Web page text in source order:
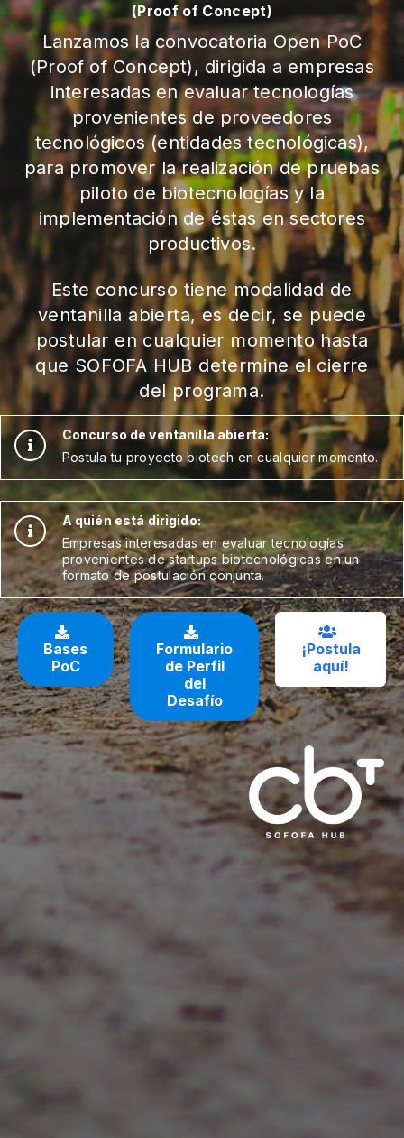
(Proof of Concept)
Lanzamos la convocatoria Open PoC
(Proof of Concept), dirigida a empresas
interesadas en evaluar tecnologías
provenientes de proveedores
tecnológicos (entidades tecnológicas),
para promover la realización de pruebas
piloto de biotecnologías y la
implementación de éstas en sectores
productivos.
Este concurso tiene modalidad de
ventanilla abierta, es decir, se puede
postular en cualquier momento hasta
que SOFOFA HUB determine el cierre
del programa.
Concurso de ventanilla abierta:
Postula tu proyecto biotech en cualquier momento.
A quién está dirigido:
Empresas interesadas en evaluar tecnologías
provenientes de startups biotecnológicas en un
formato de postulación conjunta.
Bases
PoC
Formulario
de Perfil
del
Desafío
¡Postula
aquí!